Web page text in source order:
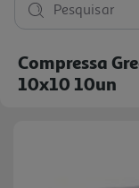
Pesquisar
Compressa
10x10 10un